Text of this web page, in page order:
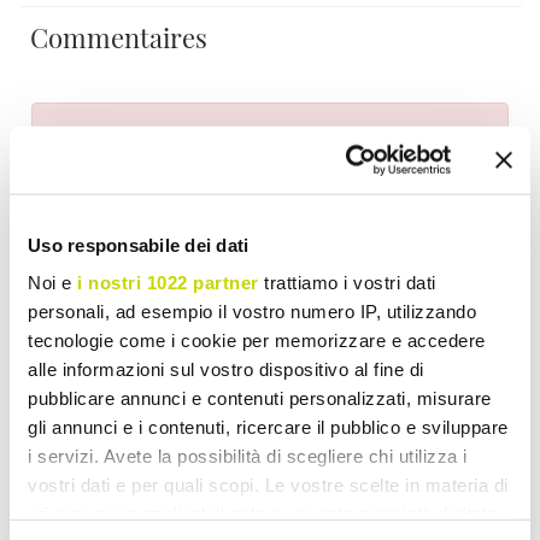
Uso responsabile dei dati
Noi e i nostri 1022 partner trattiamo i vostri dati
personali, ad esempio il vostro numero IP, utilizzando
tecnologie come i cookie per memorizzare e accedere
alle informazioni sul vostro dispositivo al fine di
pubblicare annunci e contenuti personalizzati, misurare
gli annunci e i contenuti, ricercare il pubblico e sviluppare
i servizi. Avete la possibilità di scegliere chi utilizza i
vostri dati e per quali scopi. Le vostre scelte in materia di
Commentaires
Ajouter à ma liste d'envies Donnez votre avis
Partager